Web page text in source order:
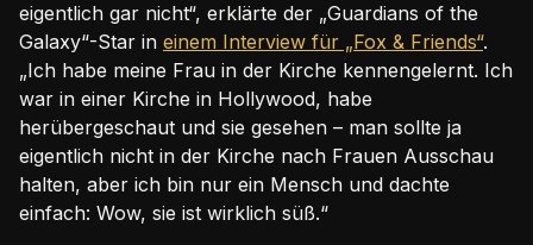
eigentlich gar nicht“, erklärte der „Guardians of the
Galaxy“-Star in einem Interview für „Fox & Friends“.
„Ich habe meine Frau in der Kirche kennengelernt. Ich
war in einer Kirche in Hollywood, habe
herübergeschaut und sie gesehen – man sollte ja
eigentlich nicht in der Kirche nach Frauen Ausschau
halten, aber ich bin nur ein Mensch und dachte
einfach: Wow, sie ist wirklich süß.“